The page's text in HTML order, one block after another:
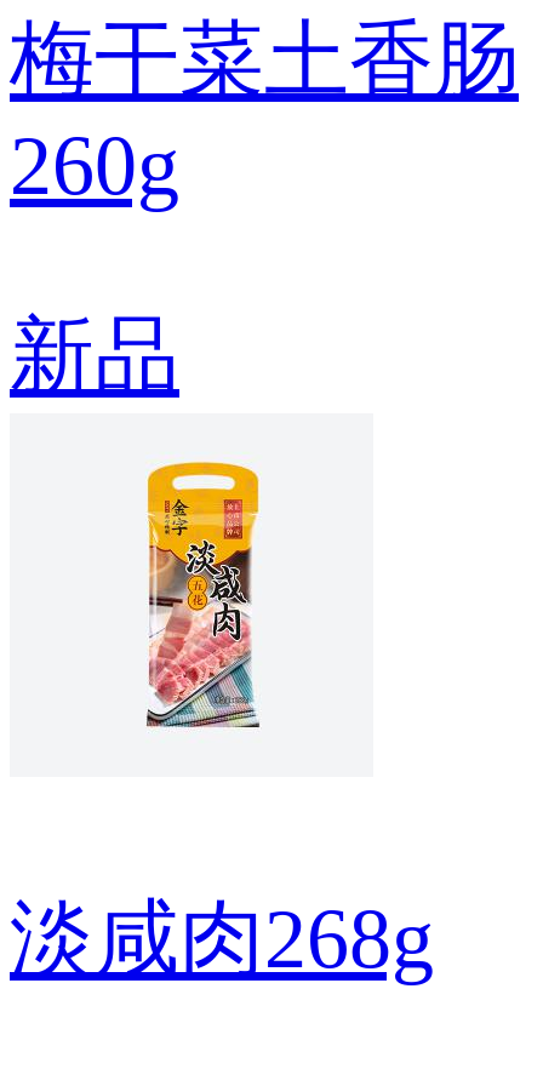
梅干菜土香肠
260g
新品
淡咸肉268g